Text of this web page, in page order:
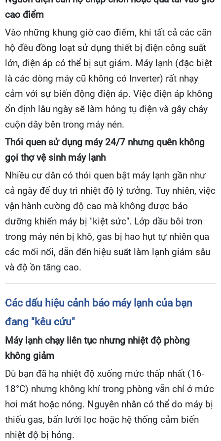
cao điểm
Vào những khung giờ cao điểm, khi tất cả các căn
hộ đều đồng loạt sử dụng thiết bị điện công suất
lớn, điện áp có thể bị sụt giảm. Máy lạnh (đặc biệt
là các dòng máy cũ không có Inverter) rất nhạy
cảm với sự biến động điện áp. Việc điện áp không
ổn định lâu ngày sẽ làm hỏng tụ điện và gây cháy
cuộn dây bên trong máy nén.
Thói quen sử dụng máy 24/7 nhưng quên không
gọi thợ vệ sinh máy lạnh
Nhiều cư dân có thói quen bật máy lạnh gần như
cả ngày để duy trì nhiệt độ lý tưởng. Tuy nhiên, việc
vận hành cường độ cao mà không được bảo
dưỡng khiến máy bị "kiệt sức". Lớp dầu bôi trơn
trong máy nén bị khô, gas bị hao hụt tự nhiên qua
các mối nối, dẫn đến hiệu suất làm lạnh giảm sâu
và độ ồn tăng cao.
Các dấu hiệu cảnh báo máy lạnh của bạn
đang "kêu cứu"
Máy lạnh chạy liên tục nhưng nhiệt độ phòng
không giảm
Dù bạn đã hạ nhiệt độ xuống mức thấp nhất (16-
18°C) nhưng không khí trong phòng vẫn chỉ ở mức
hơi mát hoặc nóng. Nguyên nhân có thể do máy bị
thiếu gas, bẩn lưới lọc hoặc hệ thống cảm biến
nhiệt độ bị hỏng.